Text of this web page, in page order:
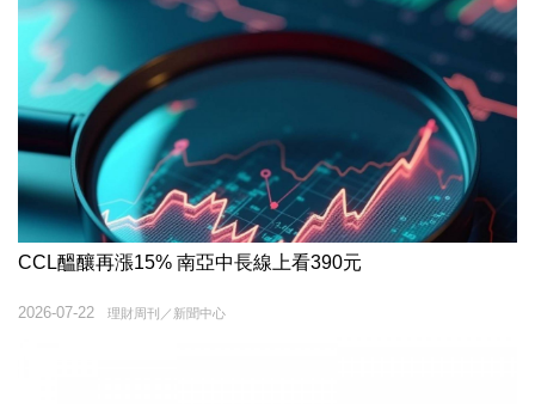
CCL醞釀再漲15% 南亞中長線上看390元
理財周刊／新聞中心
2026-07-22